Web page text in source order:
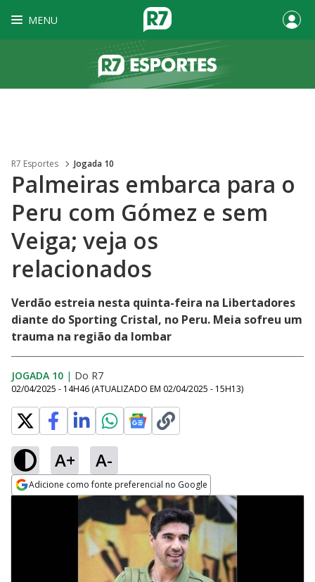
MENU
R7 Esportes Jogada 10
Palmeiras embarca para o
Peru com Gómez e sem
Veiga; veja os
relacionados
Verdão estreia nesta quinta-feira na Libertadores
diante do Sporting Cristal, no Peru. Meia sofreu um
trauma na região da lombar
JOGADA 10 | Do R7
02/04/2025 - 14H46 (ATUALIZADO EM 02/04/2025 - 15H13)
A+ A-
Adicione como fonte preferencial no Google
Opens in new window